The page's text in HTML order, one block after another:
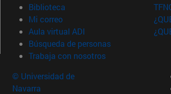
Biblioteca (abre en nueva ventana)
Mi correo(abre en nueva ventana)
Aula virtual ADI (abre en nueva
Búsqueda de personas(abre en nueva
Trabaja con nosotros(abre en nueva
© Universidad de
Navarra